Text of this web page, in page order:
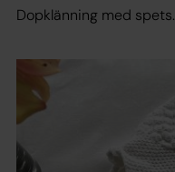
Dopklänning med spets.